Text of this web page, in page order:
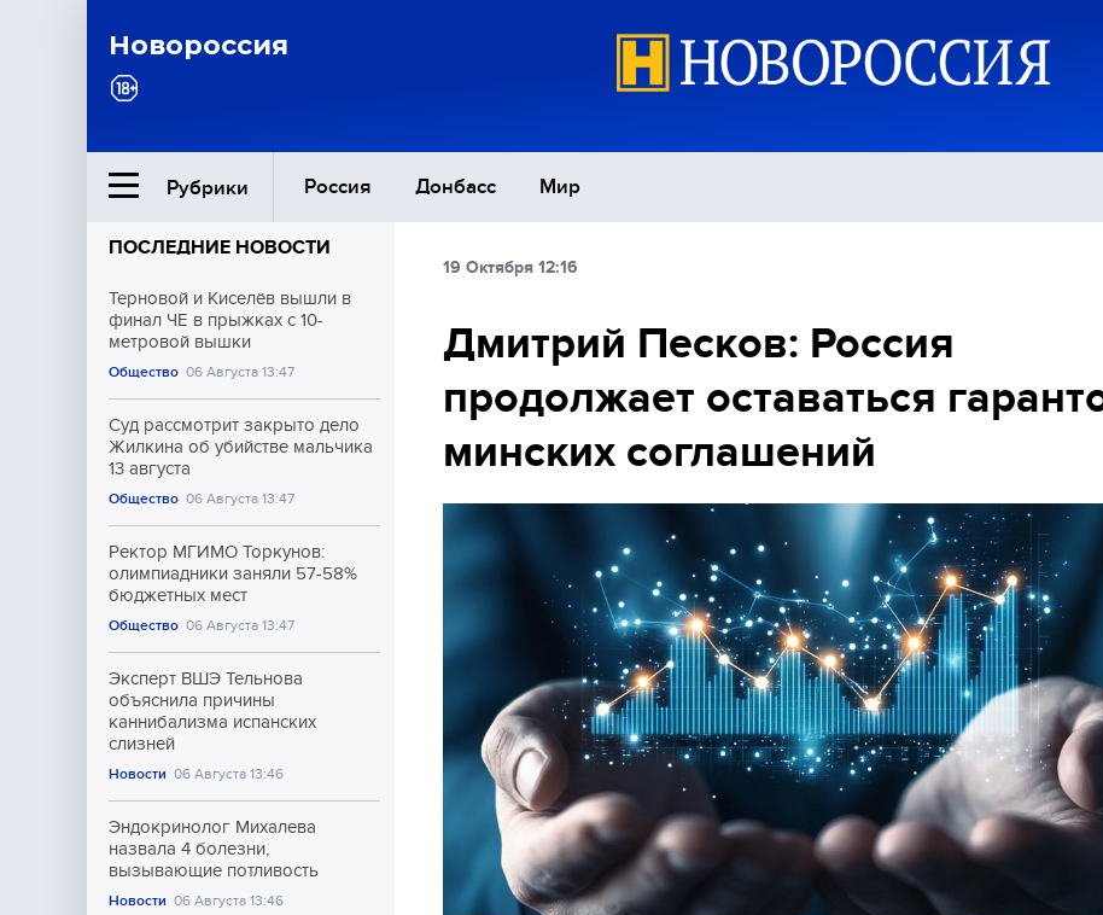
Новороссия
Рубрики Россия Донбасс Мир
Ближний Восток
Общество
Экономика
Культура
ПОСЛЕДНИЕ НОВОСТИ
Терновой и Киселёв вышли в
финал ЧЕ в прыжках с 10-
метровой вышки
Общество 06 Августа 13:47
Суд рассмотрит закрыто дело
Жилкина об убийстве мальчика
13 августа
Общество 06 Августа 13:47
Ректор МГИМО Торкунов:
олимпиадники заняли 57-58%
бюджетных мест
Общество 06 Августа 13:47
Эксперт ВШЭ Тельнова
объяснила причины
каннибализма испанских
слизней
Новости 06 Августа 13:46
Эндокринолог Михалева
назвала 4 болезни,
вызывающие потливость
Новости 06 Августа 13:46
19 Октября 12:16
Дмитрий Песков: Россия
продолжает оставаться
минских соглашений